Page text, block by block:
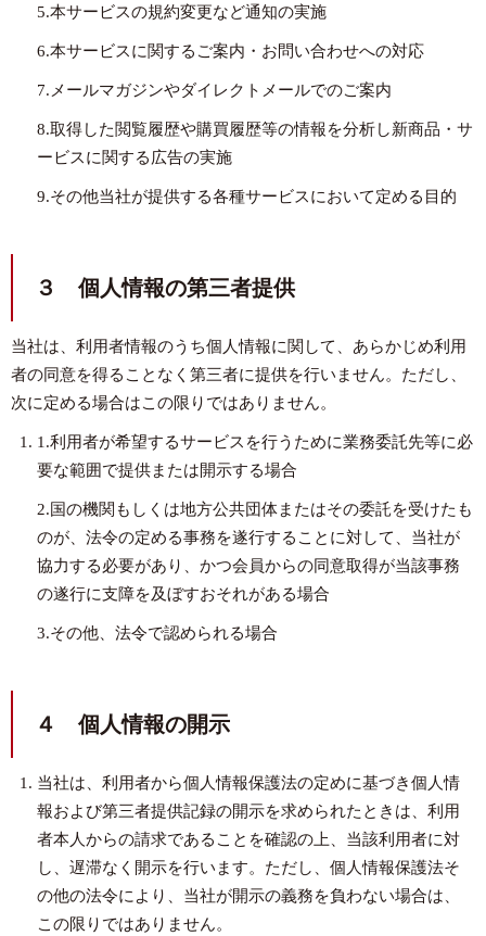
5.本サービスの規約変更など通知の実施
6.本サービスに関するご案内・お問い合わせへの対応
7.メールマガジンやダイレクトメールでのご案内
8.取得した閲覧履歴や購買履歴等の情報を分析し新商品・サ
ービスに関する広告の実施
9.その他当社が提供する各種サービスにおいて定める目的
３ 個人情報の第三者提供
当社は、利用者情報のうち個人情報に関して、あらかじめ利用
者の同意を得ることなく第三者に提供を行いません。ただし、
次に定める場合はこの限りではありません。
1.利用者が希望するサービスを行うために業務委託先等に必
要な範囲で提供または開示する場合
2.国の機関もしくは地方公共団体またはその委託を受けたも
のが、法令の定める事務を遂行することに対して、当社が
協力する必要があり、かつ会員からの同意取得が当該事務
の遂行に支障を及ぼすおそれがある場合
3.その他、法令で認められる場合
４ 個人情報の開示
当社は、利用者から個人情報保護法の定めに基づき個人情
報および第三者提供記録の開示を求められたときは、利用
者本人からの請求であることを確認の上、当該利用者に対
し、遅滞なく開示を行います。ただし、個人情報保護法そ
の他の法令により、当社が開示の義務を負わない場合は、
この限りではありません。